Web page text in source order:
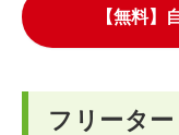
【無料】
フリータ